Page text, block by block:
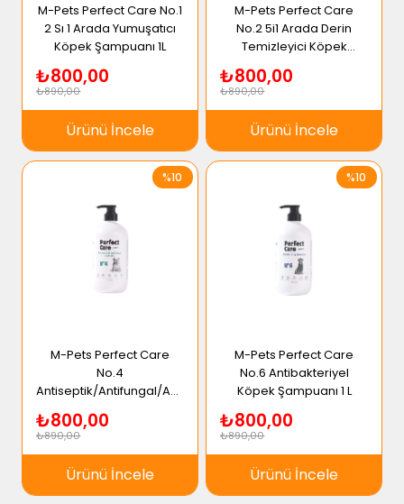
M-Pets Perfect Care No.1
2 Sı 1 Arada Yumuşatıcı
Köpek Şampuanı 1L
₺800,00
₺890,00
Ürünü İncele
M-Pets Perfect Care
No.2 5i1 Arada Derin
Temizleyici Köpek
Şampuanı 1L
₺800,00
₺890,00
Ürünü İncele
M-Pets Perfect Care
No.4
Antiseptik/Antifungal/Antibakteriyel
Köpek Şampuanı 1L
₺800,00
₺890,00
Ürünü İncele
%10
M-Pets Perfect Care
No.6 Antibakteriyel
Köpek Şampuanı 1 L
₺800,00
₺890,00
Ürünü İncele
%10